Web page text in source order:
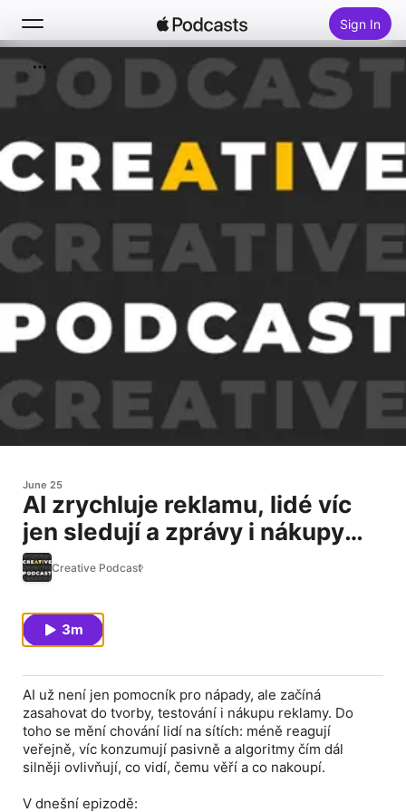
Sign In
New
June 25
AI zrychluje reklamu, lidé víc
jen sledují a zprávy i nákupy
čím dál víc řídí algoritmy.
Creative Podcast
3m
AI už není jen pomocník pro nápady, ale začíná
zasahovat do tvorby, testování i nákupu reklamy. Do
toho se mění chování lidí na sítích: méně reagují
veřejně, víc konzumují pasivně a algoritmy čím dál
silněji ovlivňují, co vidí, čemu věří a co nakoupí.
V dnešní epizodě: